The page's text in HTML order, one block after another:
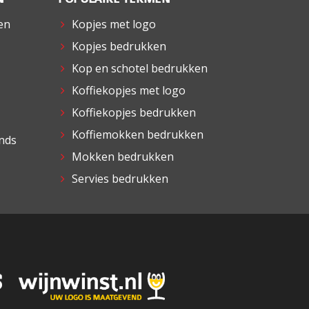
Kopjes met logo
Kopjes bedrukken
Kop en schotel bedrukken
Koffiekopjes met logo
Koffiekopjes bedrukken
Koffiemokken bedrukken
Mokken bedrukken
Servies bedrukken